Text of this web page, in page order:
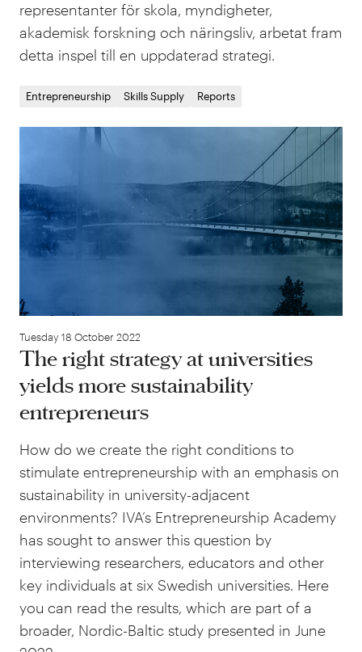
representanter för skola, myndigheter,
akademisk forskning och näringsliv, arbetat fram
detta inspel till en uppdaterad strategi.
Entrepreneurship Skills Supply Reports
Tuesday 18 October 2022
The right strategy at universities
yields more sustainability
entrepreneurs
How do we create the right conditions to
stimulate entrepreneurship with an emphasis on
sustainability in university-adjacent
environments? IVA’s Entrepreneurship Academy
has sought to answer this question by
interviewing researchers, educators and other
key individuals at six Swedish universities. Here
you can read the results, which are part of a
broader, Nordic-Baltic study presented in June